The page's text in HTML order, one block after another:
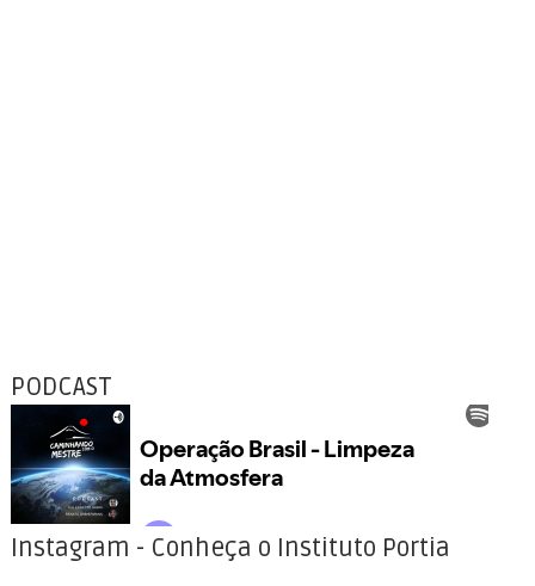
PODCAST
Instagram - Conheça o Instituto Portia